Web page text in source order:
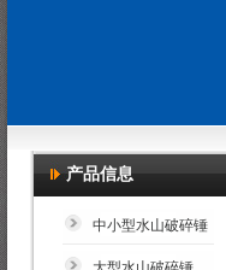
产品信息
中小型水山破碎锤